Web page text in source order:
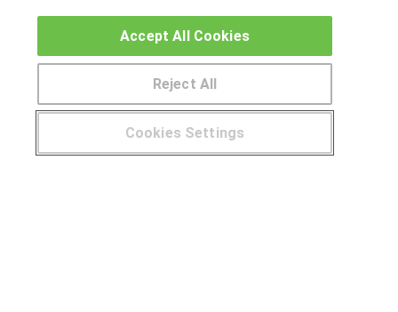
Muro de los idiomas
Hablemos de empleo
CENTROS DE FORMACIÓN
Publicar cursos
Cookies Settings
Reject All
Accept All Cookies